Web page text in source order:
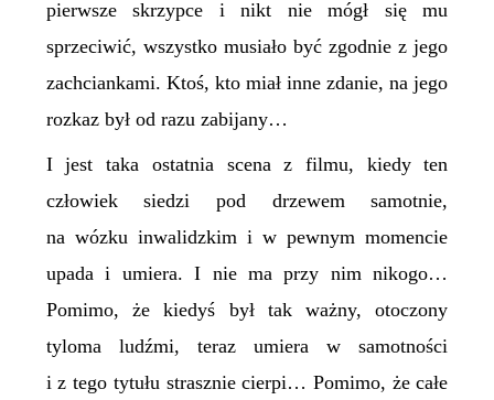
pierwsze skrzypce i nikt nie mógł się mu
sprzeciwić, wszystko musiało być zgodnie z jego
zachciankami. Ktoś, kto miał inne zdanie, na jego
rozkaz był od razu zabijany…
I jest taka ostatnia scena z filmu, kiedy ten
człowiek siedzi pod drzewem samotnie,
na wózku inwalidzkim i w pewnym momencie
upada i umiera. I nie ma przy nim nikogo…
Pomimo, że kiedyś był tak ważny, otoczony
tyloma ludźmi, teraz umiera w samotności
i z tego tytułu strasznie cierpi… Pomimo, że całe